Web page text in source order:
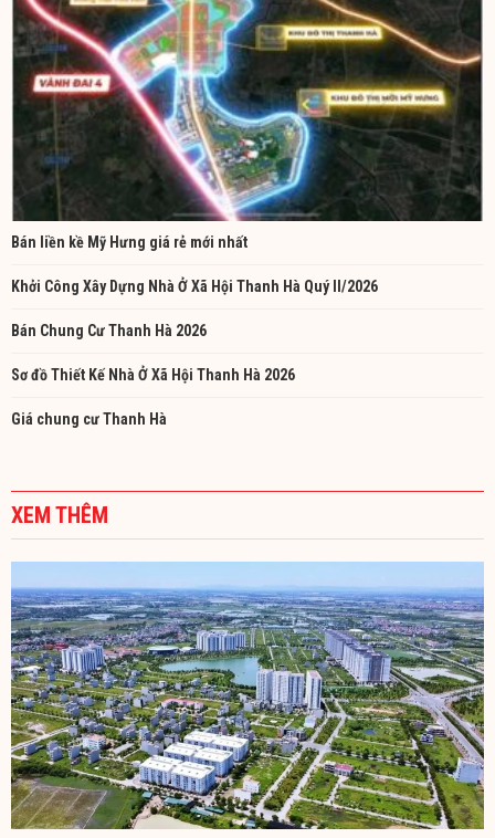
Bán liền kề Mỹ Hưng giá rẻ mới nhất
Khởi Công Xây Dựng Nhà Ở Xã Hội Thanh Hà Quý II/2026
Bán Chung Cư Thanh Hà 2026
Sơ đồ Thiết Kế Nhà Ở Xã Hội Thanh Hà 2026
Giá chung cư Thanh Hà
XEM THÊM